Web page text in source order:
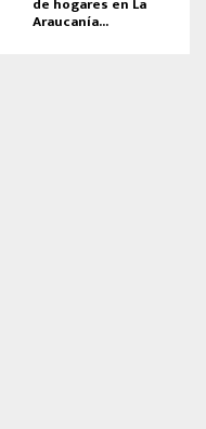
Araucanía...